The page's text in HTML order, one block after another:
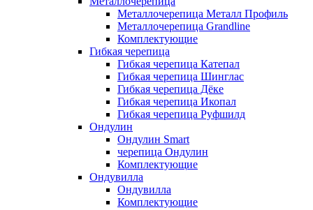
Металлочерепица Металл Профиль
Металлочерепица Grandline
Комплектующие
Гибкая черепица
Гибкая черепица Катепал
Гибкая черепица Шинглас
Гибкая черепица Дёке
Гибкая черепица Икопал
Гибкая черепица Руфшилд
Ондулин
Ондулин Smart
черепица Ондулин
Комплектующие
Ондувилла
Ондувилла
Комплектующие